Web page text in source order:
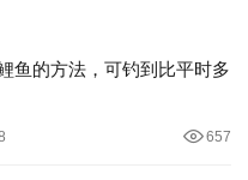
鱼的方法，可钓到比平时多
657